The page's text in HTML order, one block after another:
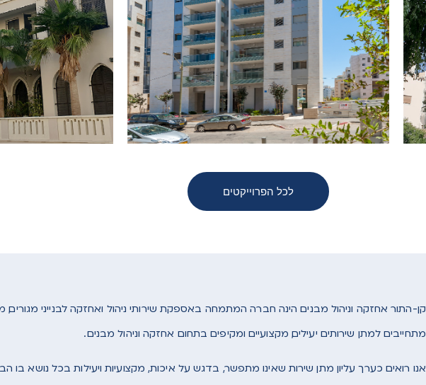
לכל הפרוייקטים
קן-התור אחזקה וניהול מבנים הינה חברה המתמחה באספקת שירותי ניהול ואחזקה לבנייני
מתחייבים למתן שירותים יעילים, מקצועיים ומקיפים בתחום אחזקה וניהול מבנים .
אנו רואים כערך עליון מתן שירות שאינו מתפשר, בדגש על איכות, מקצועיות ויעילות בכל נושא בו